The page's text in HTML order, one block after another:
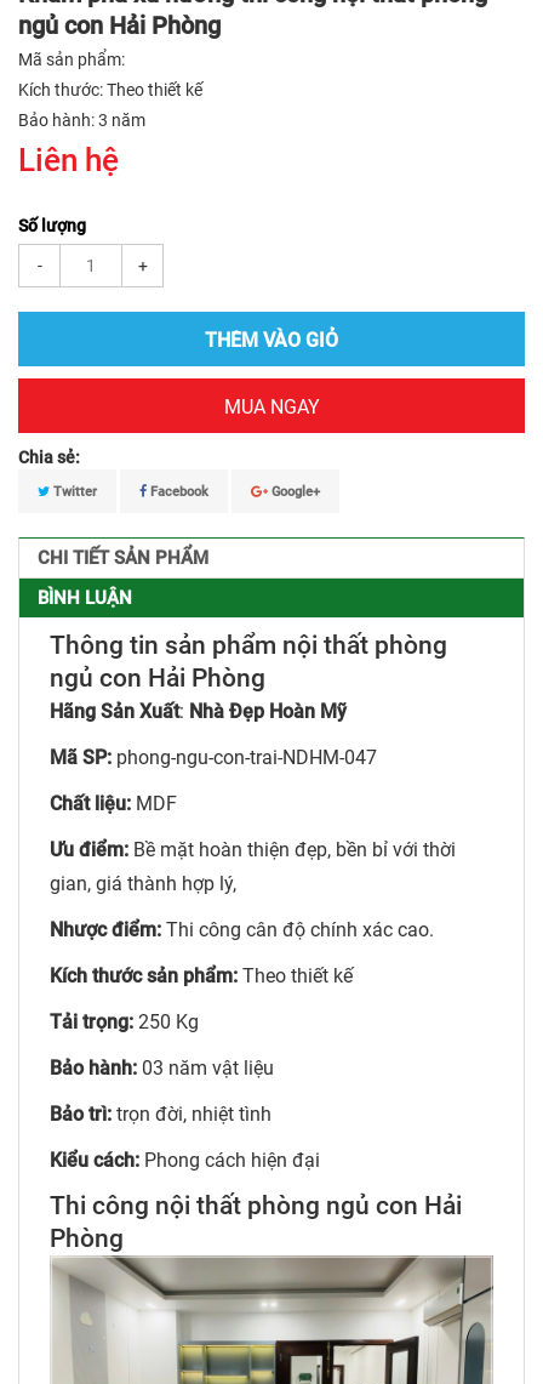
ngủ con Hải Phòng
Mã sản phẩm:
Kích thước: Theo thiết kế
Bảo hành: 3 năm
Liên hệ
Số lượng
- +
THÊM VÀO GIỎ
MUA NGAY
Chia sẻ:
Twitter Facebook Google+
CHI TIẾT SẢN PHẨM
BÌNH LUẬN
Thông tin sản phẩm nội thất phòng
ngủ con Hải Phòng
Hãng Sản Xuất: Nhà Đẹp Hoàn Mỹ
Mã SP: phong-ngu-con-trai-NDHM-047
Chất liệu: MDF
Ưu điểm: Bề mặt hoàn thiện đẹp, bền bỉ với thời
gian, giá thành hợp lý,
Nhược điểm: Thi công cân độ chính xác cao.
Kích thước sản phẩm: Theo thiết kế
Tải trọng: 250 Kg
Bảo hành: 03 năm vật liệu
Bảo trì: trọn đời, nhiệt tình
Kiểu cách: Phong cách hiện đại
Thi công nội thất phòng ngủ con Hải
Phòng